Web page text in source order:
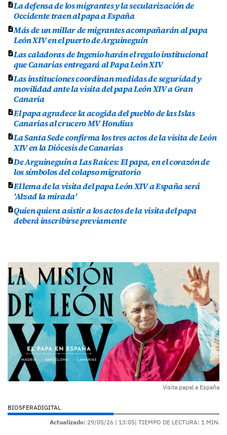
La defensa de los migrantes y la secularización de
Occidente traen al papa a España
Más de un millar de migrantes acompañarán al papa
León XIV en el puerto de Arguineguín
Las caladoras de Ingenio harán el regalo institucional
que Canarias entregará al Papa León XIV
Las instituciones coordinan medidas de seguridad y
movilidad ante la visita del papa León XIV a Gran
Canaria
El papa agradece la acogida del pueblo de las Islas
Canarias al crucero MV Hondius
La Santa Sede confirma los tres actos de la visita de León
XIV en la Diócesis de Canarias
De Arguineguín a Las Raíces: El papa, en el corazón de
los símbolos del colapso migratorio
El lema de la visita del papa León XIV a España será
'Alzad la mirada'
Quien quiera asistir a los actos de la visita del papa
deberá inscribirse previamente
Visita papal a España
BIOSFERADIGITAL
Actualizado: 29/05/26 | 13:05| TIEMPO DE LECTURA: 1 MIN.